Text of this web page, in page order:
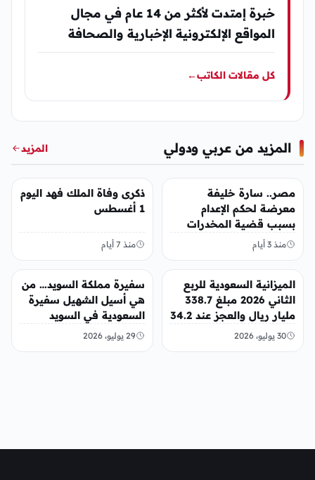
خبرة إمتدت لأكثر من 14 عام في مجال
المواقع الإلكترونية الإخبارية والصحافة
كل مقالات الكاتب←
المزيد من عربي ودولي المزيد
مصر.. سارة خليفة
معرضة لحكم الإعدام
بسبب قضية المخدرات
الكبرى
منذ 3 أيام
عربي ودولي
ذكرى وفاة الملك فهد اليوم
1 أغسطس
منذ 7 أيام
عربي ودولي
الميزانية السعودية للربع
الثاني 2026 مبلغ 338.7
مليار ريال والعجز عند 34.2
مليار ريال
30 يوليو، 2026
عربي ودولي
سفيرة مملكة السويد… من
هي أسيل الشهيل سفيرة
السعودية في السويد
29 يوليو، 2026